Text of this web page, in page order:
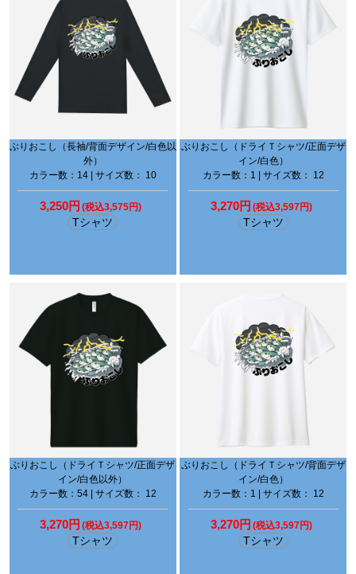
ぶりおこし（長袖/背面デザイン/白色以
外）
カラー数：14 | サイズ数： 10
3,250円 (税込3,575円)
Tシャツ
ぶりおこし（ドライＴシャツ/正面デザ
イン/白色）
カラー数：1 | サイズ数： 12
3,270円 (税込3,597円)
Tシャツ
ぶりおこし（ドライＴシャツ/正面デザ
イン/白色以外）
カラー数：54 | サイズ数： 12
3,270円 (税込3,597円)
Tシャツ
ぶりおこし（ドライＴシャツ/背面デザ
イン/白色）
カラー数：1 | サイズ数： 12
3,270円 (税込3,597円)
Tシャツ